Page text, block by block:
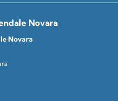
Novara
Novara